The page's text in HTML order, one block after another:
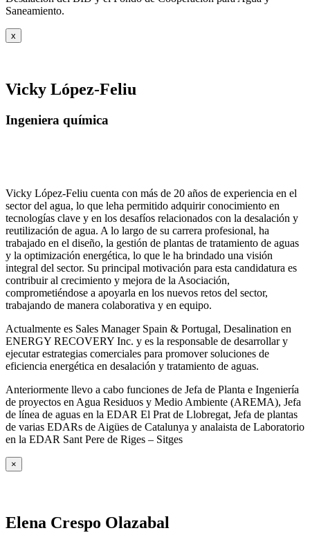
Saneamiento.
x
Vicky López-Feliu
Ingeniera química
Vicky López-Feliu cuenta con más de 20 años de experiencia en el
sector del agua, lo que leha permitido adquirir conocimiento en
tecnologías clave y en los desafíos relacionados con la desalación y
reutilización de agua. A lo largo de su carrera profesional, ha
trabajado en el diseño, la gestión de plantas de tratamiento de aguas
y la optimización energética, lo que le ha brindado una visión
integral del sector. Su principal motivación para esta candidatura es
contribuir al crecimiento y mejora de la Asociación,
comprometiéndose a apoyarla en los nuevos retos del sector,
trabajando de manera colaborativa y en equipo.
Actualmente es Sales Manager Spain & Portugal, Desalination en
ENERGY RECOVERY Inc. y es la responsable de desarrollar y
ejecutar estrategias comerciales para promover soluciones de
eficiencia energética en desalación y tratamiento de aguas.
Anteriormente llevo a cabo funciones de Jefa de Planta e Ingeniería
de proyectos en Agua Residuos y Medio Ambiente (AREMA), Jefa
de línea de aguas en la EDAR El Prat de Llobregat, Jefa de plantas
de varias EDARs de Aigües de Catalunya y analaista de Laboratorio
en la EDAR Sant Pere de Riges – Sitges
×
Elena Crespo Olazabal